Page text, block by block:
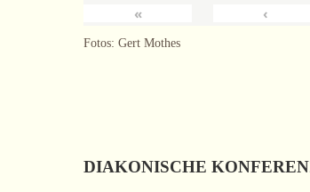
« ‹
Fotos: Gert Mothes
DIAKONISCHE